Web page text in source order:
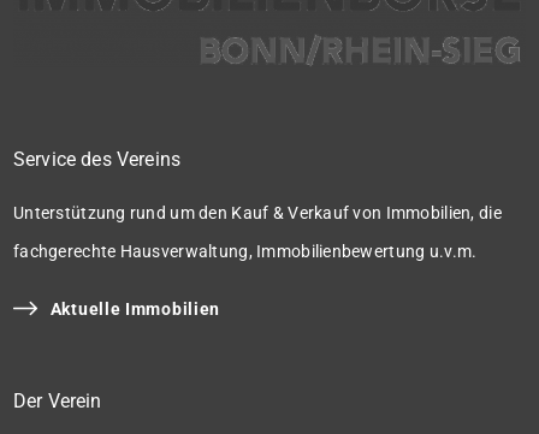
Der Verein
Service des Vereins
Unterstützung rund um den Kauf & Verkauf von Immobilien, die
fachgerechte Hausverwaltung, Immobilienbewertung u.v.m.
Aktuelle Immobilien